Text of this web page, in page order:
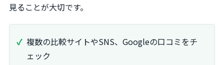
見ることが大切です。
複数の比較サイトやSNS、Googleの口コミをチ
ェック